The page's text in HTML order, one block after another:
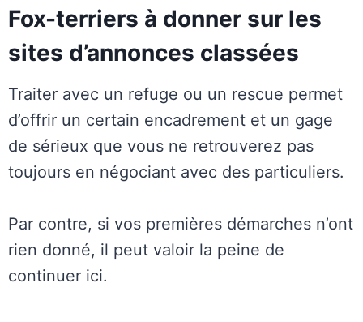
Fox-terriers à donner sur les
sites d’annonces classées
Traiter avec un refuge ou un rescue permet
d’offrir un certain encadrement et un gage
de sérieux que vous ne retrouverez pas
toujours en négociant avec des particuliers.
Par contre, si vos premières démarches n’ont
rien donné, il peut valoir la peine de
continuer ici.